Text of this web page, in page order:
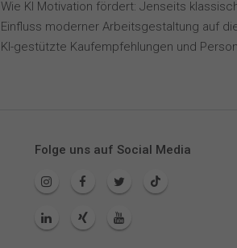
Folge uns auf Social Media